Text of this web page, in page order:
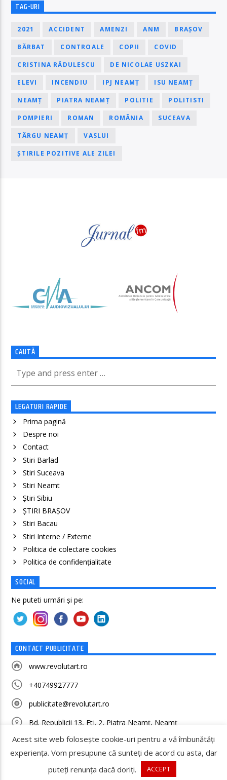
TAG-URI
2021 ACCIDENT AMENZI ANM BRAȘOV
BĂRBAT CONTROALE COPII COVID
CRISTINA RĂDULESCU DE NICOLAE USZKAI
ELEVI INCENDIU IPJ NEAMȚ ISU NEAMȚ
NEAMȚ PIATRA NEAMȚ POLITIE POLITISTI
POMPIERI ROMAN ROMÂNIA SUCEAVA
TÂRGU NEAMȚ VASLUI
ȘTIRILE POZITIVE ALE ZILEI
CAUTĂ
LEGATURI RAPIDE
Prima pagină
Despre noi
Contact
Stiri Barlad
Stiri Suceava
Stiri Neamt
Știri Sibiu
ȘTIRI BRAȘOV
Stiri Bacau
Stiri Interne / Externe
Politica de colectare cookies
Politica de confidenţialitate
SOCIAL
Ne puteti urmări și pe:
CONTACT PUBLICITATE
www.revolutart.ro
+40749927777
publicitate@revolutart.ro
Bd. Republicii 13, Etj. 2, Piatra Neamț, Neamț
Acest site web folosește cookie-uri pentru a vă îmbunătăți
experiența. Vom presupune că sunteți de acord cu asta, dar
puteți renunța dacă doriți.
ACCEPT